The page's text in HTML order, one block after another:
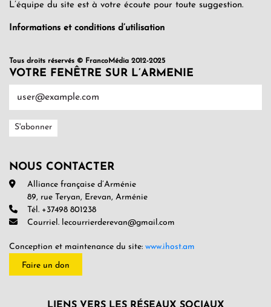
L’équipe du site est à votre écoute pour toute suggestion.
Informations et conditions d’utilisation
Tous droits réservés © FrancoMédia 2012-2025
VOTRE FENÊTRE SUR L’ARMENIE
NOUS CONTACTER
Alliance française d’Arménie
89, rue Teryan, Erevan, Arménie
Tél. +37498 801238
Courriel. lecourrierderevan@gmail.com
Conception et maintenance du site: www.ihost.am
Faire un don